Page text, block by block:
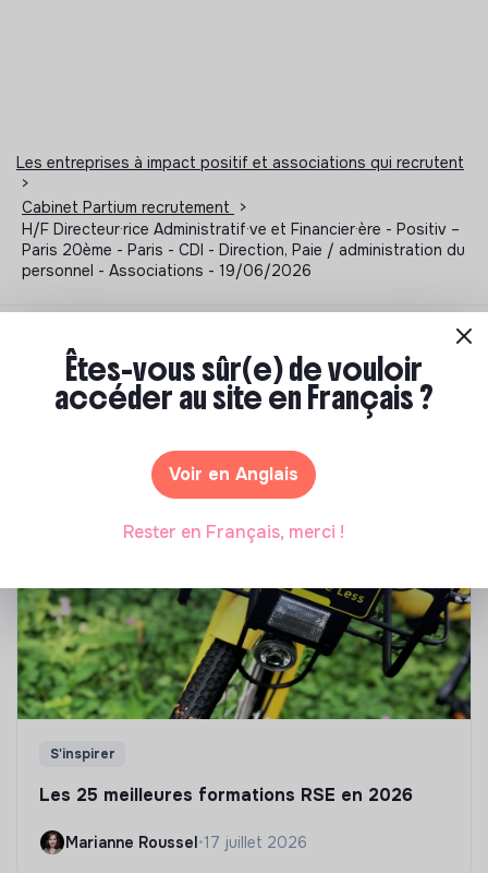
Les entreprises à impact positif et associations qui recrutent
>
Cabinet Partium recrutement
>
H/F Directeur·rice Administratif·ve et Financier·ère - Positiv –
Paris 20ème - Paris - CDI - Direction, Paie / administration du
personnel - Associations - 19/06/2026
Notre sélection de formations à impact
Tu souhaites te réorienter mais tu ne sais pas par où
sélection de formations aux métiers de la transition
écologique et solidaire !
S'inspirer
Les 25 meilleures formations RSE en 2026
Marianne Roussel•17 juillet 2026
Êtes-vous sûr(e) de vouloir
accéder au site en Français ?
Voir en Anglais
Rester en Français, merci !